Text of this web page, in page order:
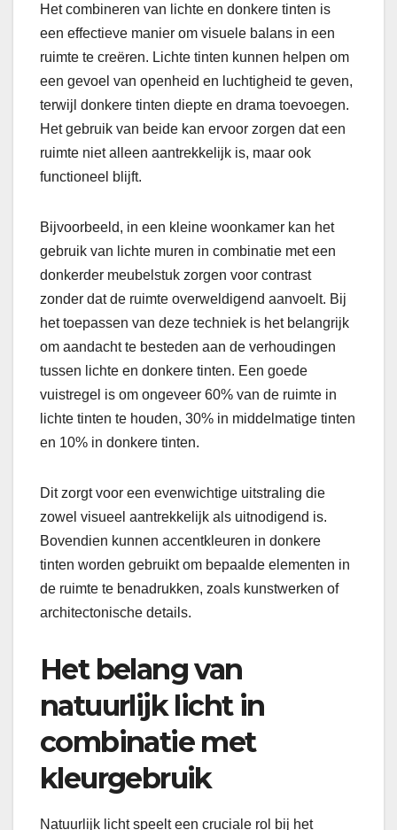
Het combineren van lichte en donkere tinten is
een effectieve manier om visuele balans in een
ruimte te creëren. Lichte tinten kunnen helpen om
een gevoel van openheid en luchtigheid te geven,
terwijl donkere tinten diepte en drama toevoegen.
Het gebruik van beide kan ervoor zorgen dat een
ruimte niet alleen aantrekkelijk is, maar ook
functioneel blijft.
Bijvoorbeeld, in een kleine woonkamer kan het
gebruik van lichte muren in combinatie met een
donkerder meubelstuk zorgen voor contrast
zonder dat de ruimte overweldigend aanvoelt. Bij
het toepassen van deze techniek is het belangrijk
om aandacht te besteden aan de verhoudingen
tussen lichte en donkere tinten. Een goede
vuistregel is om ongeveer 60% van de ruimte in
lichte tinten te houden, 30% in middelmatige tinten
en 10% in donkere tinten.
Dit zorgt voor een evenwichtige uitstraling die
zowel visueel aantrekkelijk als uitnodigend is.
Bovendien kunnen accentkleuren in donkere
tinten worden gebruikt om bepaalde elementen in
de ruimte te benadrukken, zoals kunstwerken of
architectonische details.
Het belang van
natuurlijk licht in
combinatie met
kleurgebruik
Natuurlijk licht speelt een cruciale rol bij het